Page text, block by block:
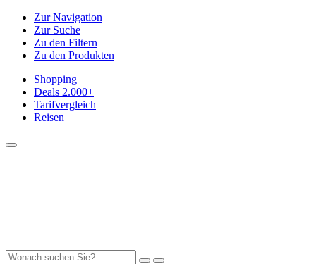
Zur Navigation
Zur Suche
Zu den Filtern
Zu den Produkten
Shopping
Deals 2.000+
Tarifvergleich
Reisen